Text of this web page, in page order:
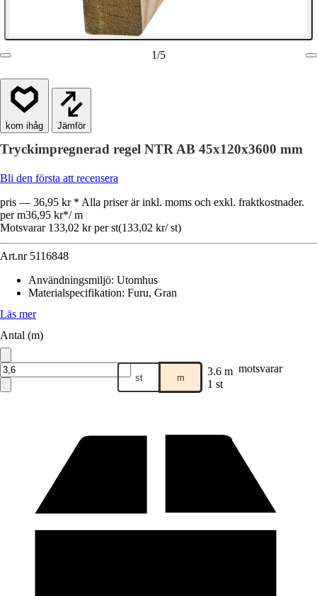
1/5
Jämför
Tryckimpregnerad regel NTR AB 45x120x3600 mm
Bli den första att recensera
pris — 36,95 kr * Alla priser är inkl. moms och exkl. fraktkostnader.
per m36,95 kr*/ m
Motsvarar 133,02 kr per st(133,02 kr/ st)
Art.nr 5116848
Användningsmiljö: Utomhus
Materialspecifikation: Furu, Gran
Läs mer
Antal (m)
st m 3.6 m motsvarar
1 st